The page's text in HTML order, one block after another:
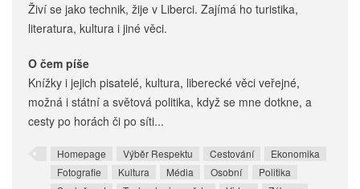
Živí se jako technik, žije v Liberci. Zajímá ho turistika,
literatura, kultura i jiné věci.
O čem píše
Knížky i jejich pisatelé, kultura, liberecké věci veřejné,
možná i státní a světová politika, když se mne dotkne, a
cesty po horách či po síti...
Homepage Výběr Respektu Cestování
Ekonomika
Fotografie
Kultura Média Osobní
Politika